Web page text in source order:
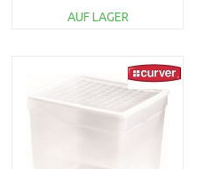
AUF LAGER
Vergleichen